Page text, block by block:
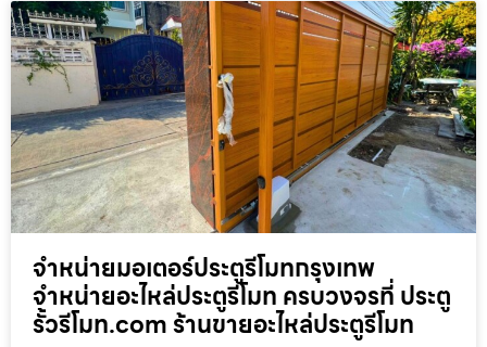
จำหน่ายมอเตอร์ประตูรีโมทกรุงเทพ
จำหน่ายอะไหล่ประตูรีโมท ครบวงจรที่ ประตู
รั้วรีโมท.com ร้านขายอะไหล่ประตูรีโมท